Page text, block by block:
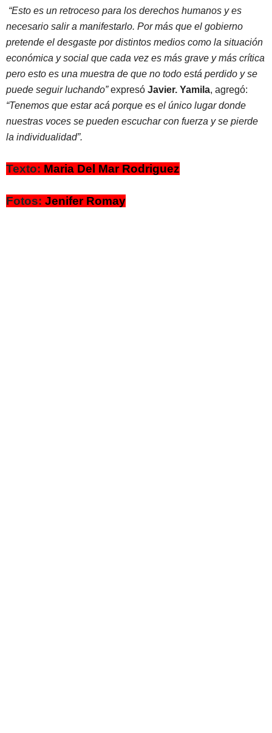
“Esto es un retroceso para los derechos humanos y es
necesario salir a manifestarlo. Por más que el gobierno
pretende el desgaste por distintos medios como la situación
económica y social que cada vez es más grave y más crítica
pero esto es una muestra de que no todo está perdido y se
puede seguir luchando”expresó Javier. Yamila, agregó:
“Tenemos que estar acá porque es el único lugar donde
nuestras voces se pueden escuchar con fuerza y se pierde
la individualidad”.
Texto: Maria Del Mar Rodriguez
Fotos: Jenifer Romay